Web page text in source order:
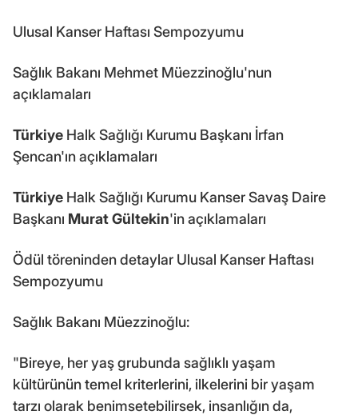
Ulusal Kanser Haftası Sempozyumu
Sağlık Bakanı Mehmet Müezzinoğlu'nun
açıklamaları
Türkiye Halk Sağlığı Kurumu Başkanı İrfan
Şencan'ın açıklamaları
Türkiye Halk Sağlığı Kurumu Kanser Savaş Daire
Başkanı Murat Gültekin'in açıklamaları
Ödül töreninden detaylar Ulusal Kanser Haftası
Sempozyumu
Sağlık Bakanı Müezzinoğlu:
"Bireye, her yaş grubunda sağlıklı yaşam
kültürünün temel kriterlerini, ilkelerini bir yaşam
tarzı olarak benimsetebilirsek, insanlığın da,